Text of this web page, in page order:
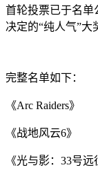
首轮投票已于名单
决定的“纯人气”大
完整名单如下：
《Arc Raiders》
《战地风云6》
《光与影：33号远